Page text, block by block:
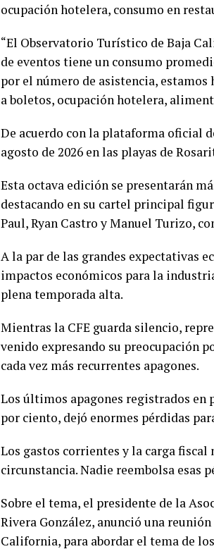
ocupación hotelera, consumo en
“El Observatorio Turístico de Baja
de eventos tiene un consumo
por el número de asistencia, estamos
a boletos, ocupación hotelera,
De acuerdo con la plataforma oficial
agosto de 2026 en las playas de
Esta octava edición se presentarán
destacando en su cartel principal
Paul, Ryan Castro y Manuel Turizo,
A la par de las grandes expectativas
impactos económicos para la
plena temporada alta.
Mientras la CFE guarda silencio,
venido expresando su preocupación
cada vez más recurrentes apagones.
Los últimos apagones registrados en
por ciento, dejó enormes pérdidas
Los gastos corrientes y la carga
circunstancia. Nadie reembolsa esas
Sobre el tema, el presidente de la
Rivera González, anunció una
California, para abordar el tema de